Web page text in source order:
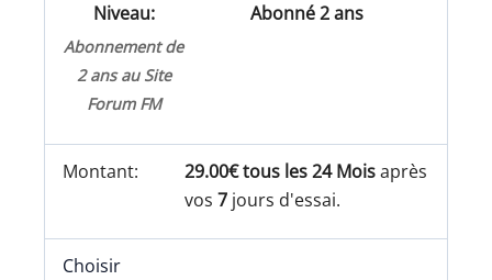
Abonné 2 ans
Abonnement de
2 ans au Site
Forum FM
29.00€ tous les 24 Moisaprès
vos7 jours d'essai.
Choisir